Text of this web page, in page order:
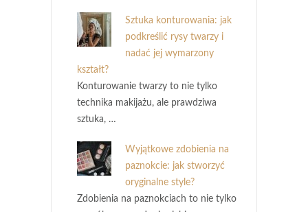
Sztuka konturowania: jak
podkreślić rysy twarzy i
nadać jej wymarzony
kształt?
Konturowanie twarzy to nie tylko
technika makijażu, ale prawdziwa
sztuka, …
Wyjątkowe zdobienia na
paznokcie: jak stworzyć
oryginalne style?
Zdobienia na paznokciach to nie tylko